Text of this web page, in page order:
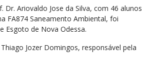
Ariovaldo Jose da Silva, com 46 alunos
FA874 Saneamento Ambiental, foi
Esgoto de Nova Odessa.
Jozer Domingos, responsável pela